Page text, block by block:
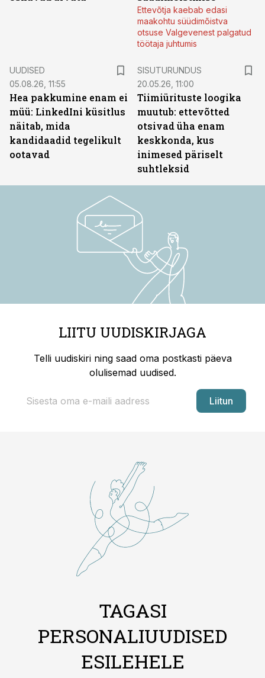
Ettevõtja kaebab edasi
maakohtu süüdimõistva
otsuse Valgevenest palgatud
töötaja juhtumis
UUDISED
05.08.26, 11:55
Hea pakkumine enam ei
müü: LinkedIni küsitlus
näitab, mida
kandidaadid tegelikult
ootavad
SISUTURUNDUS
20.05.26, 11:00
Tiimiürituste loogika
muutub: ettevõtted
otsivad üha enam
keskkonda, kus
inimesed päriselt
suhtleksid
LIITU UUDISKIRJAGA
Telli uudiskiri ning saad oma postkasti päeva
olulisemad uudised.
Liitun
TAGASI
PERSONALIUUDISED
ESILEHELE